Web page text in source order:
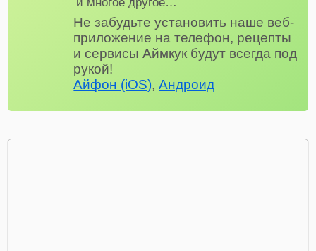
Не забудьте установить наше веб-
приложение на телефон, рецепты
и сервисы Аймкук будут всегда под
рукой!
Айфон (iOS),Андроид